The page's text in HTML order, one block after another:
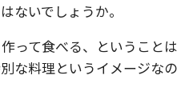
ないでしょうか。
って食べる、ということは
な料理というイメージなの